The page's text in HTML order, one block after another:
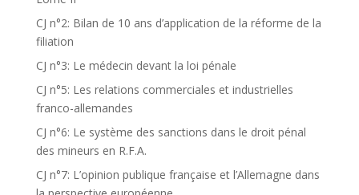
CJ n°2: Bilan de 10 ans d’application de la réforme de la
filiation
CJ n°3: Le médecin devant la loi pénale
CJ n°5: Les relations commerciales et industrielles
franco-allemandes
CJ n°6: Le système des sanctions dans le droit pénal
des mineurs en R.F.A.
CJ n°7: L’opinion publique française et l’Allemagne dans